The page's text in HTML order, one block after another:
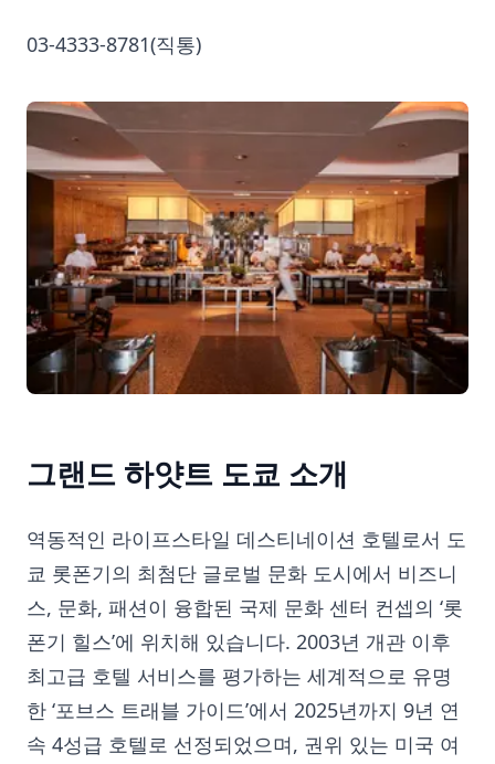
03-4333-8781(직통)
그랜드 하얏트 도쿄 소개
역동적인 라이프스타일 데스티네이션 호텔로서 도
쿄 롯폰기의 최첨단 글로벌 문화 도시에서 비즈니
스, 문화, 패션이 융합된 국제 문화 센터 컨셉의 ‘롯
폰기 힐스’에 위치해 있습니다. 2003년 개관 이후
최고급 호텔 서비스를 평가하는 세계적으로 유명
한 ‘포브스 트래블 가이드’에서 2025년까지 9년 연
속 4성급 호텔로 선정되었으며, 권위 있는 미국 여